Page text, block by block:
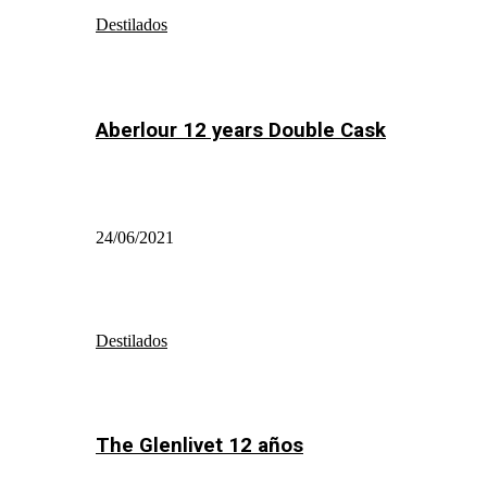
Destilados
Aberlour 12 years Double Cask
24/06/2021
Destilados
The Glenlivet 12 años